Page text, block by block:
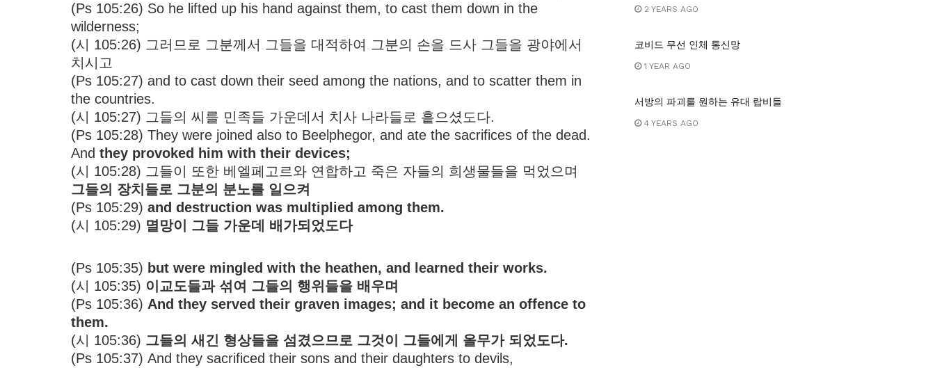
(Ps 105:26) So he lifted up his hand against them, to cast them down in the
wilderness;
(시 105:26) 그러므로 그분께서 그들을 대적하여 그분의 손을 드사 그들을 광야에서
치시고
(Ps 105:27) and to cast down their seed among the nations, and to scatter them in
the countries.
(시 105:27) 그들의 씨를 민족들 가운데서 치사 나라들로 흩으셨도다.
(Ps 105:28) They were joined also to Beelphegor, and ate the sacrifices of the dead.
And they provoked him with their devices;
(시 105:28) 그들이 또한 베엘페고르와 연합하고 죽은 자들의 희생물들을 먹었으며
그들의 장치들로 그분의 분노를 일으켜
(Ps 105:29) and destruction was multiplied among them.
(시 105:29) 멸망이 그들 가운데 배가되었도다
(Ps 105:35) but were mingled with the heathen, and learned their works.
(시 105:35) 이교도들과 섞여 그들의 행위들을 배우며
(Ps 105:36) And they served their graven images; and it become an offence to
them.
(시 105:36) 그들의 새긴 형상들을 섬겼으므로 그것이 그들에게 올무가 되었도다.
(Ps 105:37) And they sacrificed their sons and their daughters to devils,
2 YEARS AGO
코비드 무선 인체 통신망
1 YEAR AGO
서방의 파괴를 원하는 유대 랍비들
4 YEARS AGO